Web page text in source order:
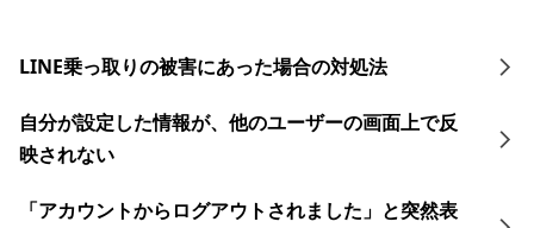
LINE乗っ取りの​被害に​あった​場合の​対処法
自分が設定した情報が、他のユーザーの画面上で反
映されない
「アカウントからログアウトされました」と突然表